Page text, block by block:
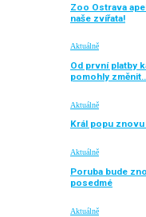
Zoo Ostrava
naše zvířata!
Aktuálně
Od první platby
pomohly
Aktuálně
Král popu
Aktuálně
Poruba bude
posedmé
Aktuálně